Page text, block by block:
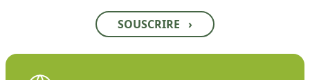
SOUSCRIRE ›